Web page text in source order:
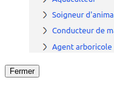
Fermer